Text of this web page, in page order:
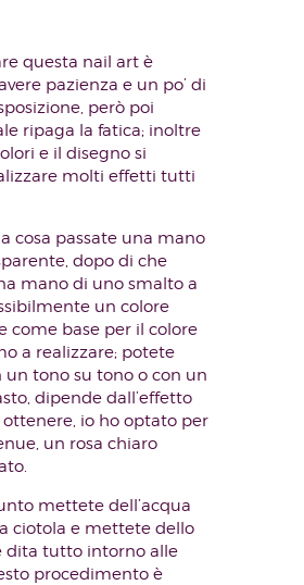
questa nail art è
pazienza e un po’ di
però poi
ripaga la fatica; inoltre
e il disegno si
molti effetti tutti
cosa passate una mano
dopo di che
mano di uno smalto a
un colore
come base per il colore
a realizzare; potete
un tono su tono o con un
dipende dall’effetto
io ho optato per
un rosa chiaro
mettete dell’acqua
ciotola e mettete dello
dita tutto intorno alle
procedimento è